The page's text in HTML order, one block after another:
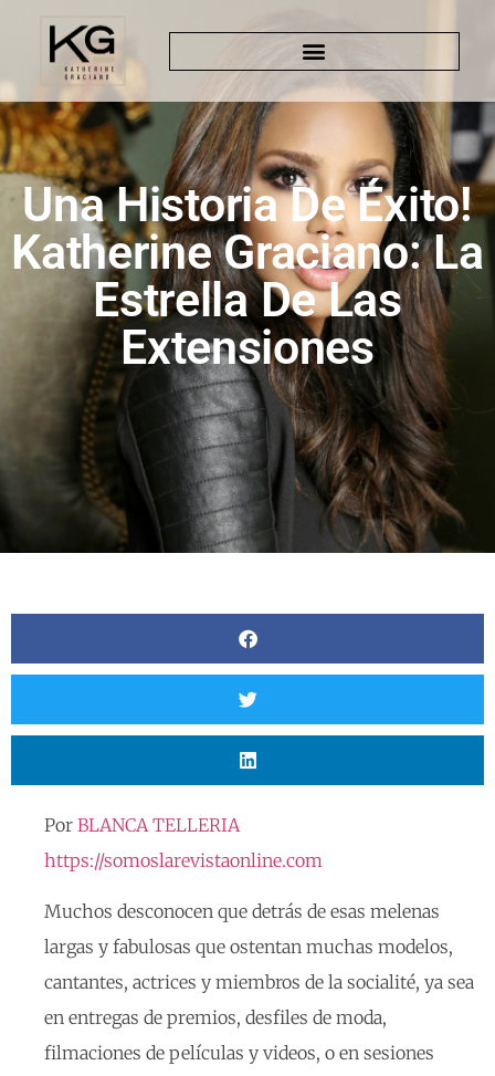
Una Historia De Éxito!
Katherine Graciano: La
Estrella De Las
Extensiones
Por BLANCA TELLERIA
https://somoslarevistaonline.com
Muchos desconocen que detrás de esas melenas
largas y fabulosas que ostentan muchas modelos,
cantantes, actrices y miembros de la socialité, ya sea
en entregas de premios, desfiles de moda,
filmaciones de películas y videos, o en sesiones